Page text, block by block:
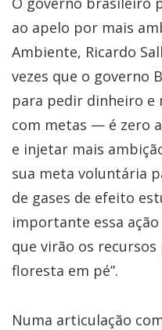
ao apelo por mais
Ambiente, Ricardo
vezes que o governo
para pedir dinheiro e
com metas — é zero
e injetar mais
sua meta voluntária
de gases de efeito
importante essa
que virão os
floresta em pé”.
Numa articulação